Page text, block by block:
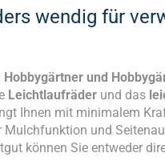
wendig für
Hobbygärtner und
Leichtlaufräder und das
Ihnen mit minimalem
und
können Sie entweder